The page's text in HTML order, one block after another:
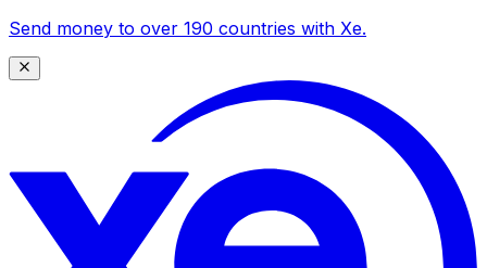
Send money to over 190 countries with Xe.